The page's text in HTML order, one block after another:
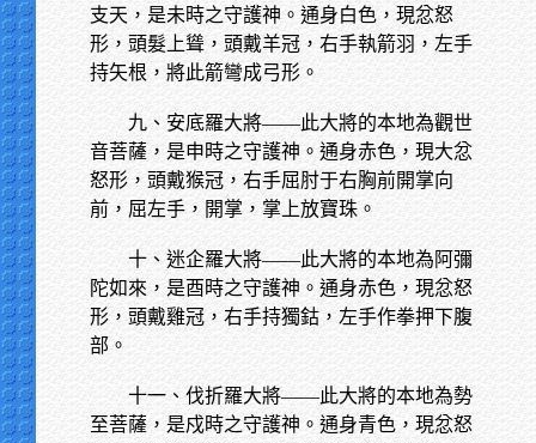
支天，是未時之守護神。通身白色，現忿怒
形，頭髮上聳，頭戴羊冠，右手執箭羽，左手
持矢根，將此箭彎成弓形。
九、安底羅大將——此大將的本地為觀世
音菩薩，是申時之守護神。通身赤色，現大忿
怒形，頭戴猴冠，右手屈肘于右胸前開掌向
前，屈左手，開掌，掌上放寶珠。
十、迷企羅大將——此大將的本地為阿彌
陀如來，是酉時之守護神。通身赤色，現忿怒
形，頭戴雞冠，右手持獨鈷，左手作拳押下腹
部。
十一、伐折羅大將——此大將的本地為勢
至菩薩，是戍時之守護神。通身青色，現忿怒